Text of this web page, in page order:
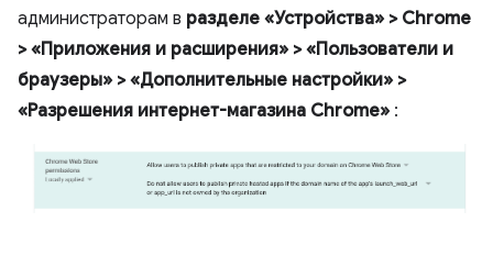
администраторам в разделе «Устройства» > Chrome
> «Приложения и расширения» > «Пользователи и
браузеры» > «Дополнительные настройки» >
«Разрешения интернет-магазина Chrome» :